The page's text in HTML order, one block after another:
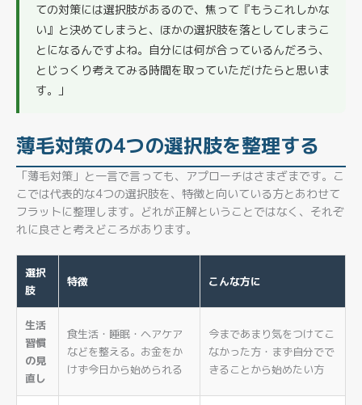
ての対策には選択肢があるので、焦って『もうこれしかな
い』と決めてしまうと、ほかの選択肢を落としてしまうこ
とになるんですよね。自分には何が合っているんだろう、
とじっくり考えてみる時間を取っていただけたらと思いま
す。」
薄毛対策の4つの選択肢を整理する
「薄毛対策」と一言で言っても、アプローチはさまざまです。こ
こでは代表的な4つの選択肢を、特徴と向いている方とあわせて
フラットに整理します。どれが正解ということではなく、それぞ
れに良さと考えどころがあります。
選択
肢
特徴 こんな方に
生活
習慣
の見
直し
食生活・睡眠・ヘアケア
などを整える。お金をか
けず今日から始められる
今まであまり気をつけてこ
なかった方・まず自分でで
きることから始めたい方